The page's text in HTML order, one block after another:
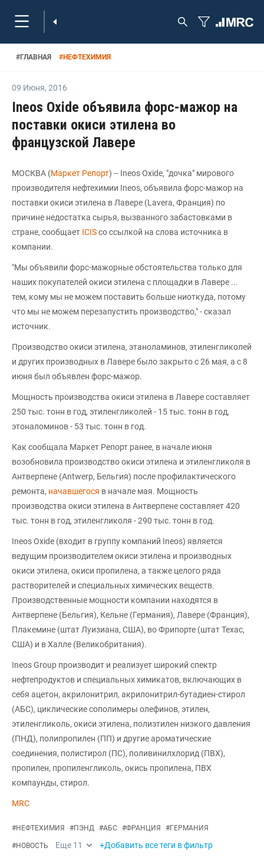
#ГЛАВНАЯ #НЕФТЕХИМИЯ
09 Июня, 2016
Ineos Oxide объявила форс-мажор на
поставки окиси этилена во
французской Лавере
МОСКВА (Маркет Репорт) -- Ineos Oxide, "дочка" мирового
производителя нефтехимии Ineos, объявила форс-мажор на
поставки окиси этилена в Лавере (Lavera, Франция) по
причине недостатка сырья, вызванного забастовками в
стране, сообщает ICISсо ссылкой на слова источника в
компании.
"Мы объявили форс-мажорные обстоятельства только для
наших покупателей окиси этилена с площадки в Лавере ...
тем, кому мы не можем поставить больше ниоткуда, потому
что мы не можем перезапустить производство," - сказал
источник.
Производство окиси этилена, этаноламинов, этиленгликолей
и других производных в Лавере было закрыто с 26 мая, а с 8
июня был объявлен форс-мажор.
Мощность производства окиси этилена в Лавере составляет
250 тыс. тонн в год, этиленгликолей - 15 тыс. тонн в год,
этоналоминов - 53 тыс. тонн в год.
Как сообщала Маркет Репорт ранее, в начале июня
возобновила производство окиси этилена и этиленгликоля в
Антверпене (Antwerp, Бельгия) после профилактического
ремонта, начавшегося в начале мая. Мощность
производства окиси этилена в Антверпене составляет 420
тыс. тонн в год, этиленгликоля - 290 тыс. тонн в год.
Ineos Oxide (входит в группу компаний Ineos) является
ведущим производителем окиси этилена и производных
окиси этилена, окиси пропилена, а также целого ряда
растворителей и специальных химических веществ.
Производственные мощности компании находятся в
Антверпене (Бельгия), Кельне (Германия), Лавере (Франция),
Плакемине (штат Луизиана, США), во Фрипорте (штат Техас,
США) и в Халле (Великобритания).
Ineos Group производит и реализует широкий спектр
нефтепродуктов и специальных химикатов, включающих в
себя ацетон, акрилонитрил, акрилонитрил-бутадиен-стирол
(АБС), циклические сополимеры олефинов, этилен,
этиленгликоль, окиси этилена, полиэтилен низкого давления
(ПНД), полипропилен (ПП) и другие ароматические
соединения, полистирол (ПС), поливинилхлорид (ПВХ),
пропилен, пропиленгликоль, окись пропилена, ПВХ
компаунды, стирол.
MRC
#НЕФТЕХИМИЯ #ПЭНД #АБС #ФРАНЦИЯ #ГЕРМАНИЯ
#НОВОСТЬ Еще 11 +Добавить все теги в фильтр